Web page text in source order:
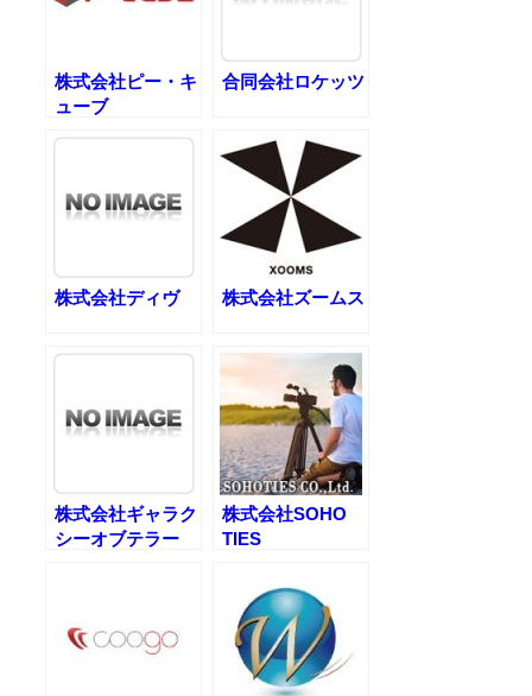
株式会社ピー・キ
ューブ
合同会社ロケッツ
株式会社ディヴ 株式会社ズームス
株式会社ギャラク
シーオブテラー
株式会社SOHO
TIES